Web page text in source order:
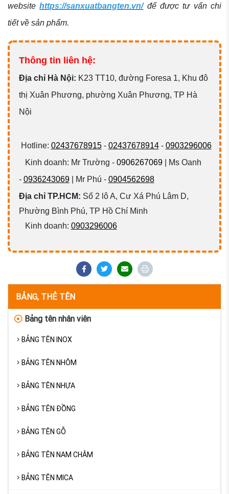
website https://sanxuatbangten.vn/ để được tư vấn chi
tiết về sản phẩm.
Thông tin liên hệ:
Địa chỉ Hà Nội: K23 TT10, đường Foresa 1, Khu đô
thị Xuân Phương, phường Xuân Phương, TP Hà
Nội
Hotline: 02437678915- 02437678914- 0903296006
Kinh doanh: Mr Trường - 0906267069| Ms Oanh
- 0936243069| Mr Phú - 0904562698
Địa chỉ TP.HCM: Số 2 lô A, Cư Xá Phú Lâm D,
Phường Bình Phú, TP Hồ Chí Minh
Kinh doanh: 0903296006
BẢNG, THẺ TÊN
Bảng tên nhân viên
BẢNG TÊN INOX
BẢNG TÊN NHÔM
BẢNG TÊN NHỰA
BẢNG TÊN ĐỒNG
BẢNG TÊN GỖ
BẢNG TÊN NAM CHÂM
BẢNG TÊN MICA